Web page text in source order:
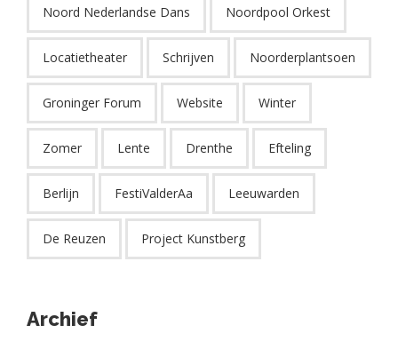
Noord Nederlandse Dans Noordpool Orkest
Locatietheater Schrijven Noorderplantsoen
Groninger Forum Website Winter
Zomer Lente Drenthe Efteling
Berlijn FestiValderAa Leeuwarden
De Reuzen Project Kunstberg
Archief